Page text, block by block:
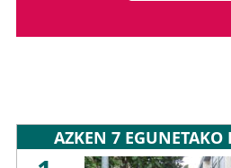
AZKEN 7